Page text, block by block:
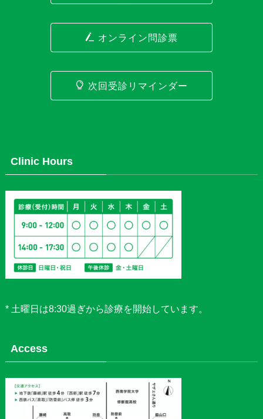
オンライン問診票
次回受診リマインダー
Clinic Hours
* 土曜日は8:30過ぎから診療を開始しています。
Access